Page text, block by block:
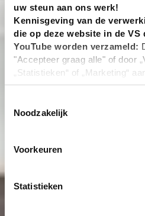
uw steun aan ons werk!
Kennisgeving van de
die op deze website in de VS
YouTube worden verzameld:
"Accepteer graag alle" of door
„Statistieken“ of „Marketing“
op "Selectie handmatig
overeenstemming met Art. 49
VS zijn door het Europees Hof
gegevensbescherming
Amerikaanse autoriteiten
en toezichtdoeleinden, mogelijk
Noodzakelijk
Voorkeuren
Statistieken